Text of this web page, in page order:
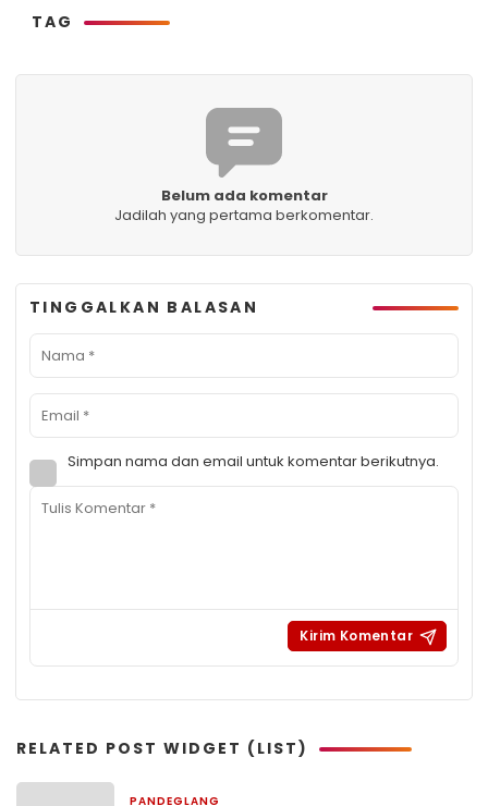
TAG
Belum ada komentar
Jadilah yang pertama berkomentar.
TINGGALKAN BALASAN
Simpan nama dan email untuk komentar berikutnya.
RELATED POST WIDGET (LIST)
PANDEGLANG